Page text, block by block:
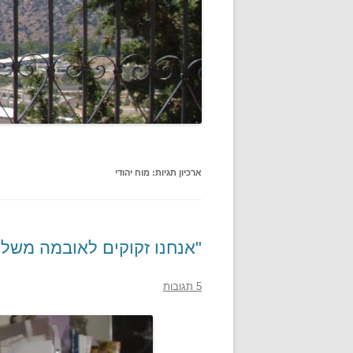
ארכיון תגיות: מוח יהודי
"אנחנו זקוקים לאובמה
5 תגובות